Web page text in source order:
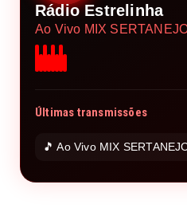
Rádio Estrelinha
Ao Vivo MIX
Últimas transmissões
🎵 Ao Vivo MIX